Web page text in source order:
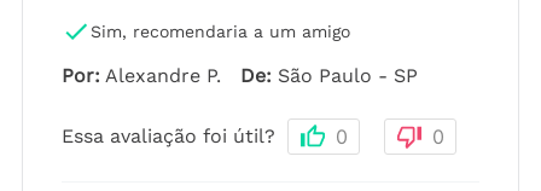
Sim, recomendaria a um amigo
Por: Alexandre P. De: São Paulo - SP
Essa avaliação foi útil? 0 0